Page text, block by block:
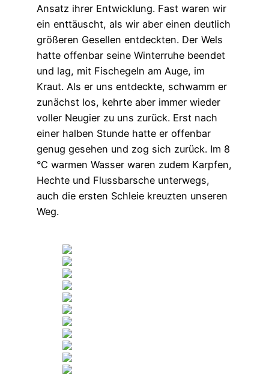
Ansatz ihrer Entwicklung. Fast waren wir
ein enttäuscht, als wir aber einen deutlich
größeren Gesellen entdeckten. Der Wels
hatte offenbar seine Winterruhe beendet
und lag, mit Fischegeln am Auge, im
Kraut. Als er uns entdeckte, schwamm er
zunächst los, kehrte aber immer wieder
voller Neugier zu uns zurück. Erst nach
einer halben Stunde hatte er offenbar
genug gesehen und zog sich zurück. Im 8
°C warmen Wasser waren zudem Karpfen,
Hechte und Flussbarsche unterwegs,
auch die ersten Schleie kreuzten unseren
Weg.